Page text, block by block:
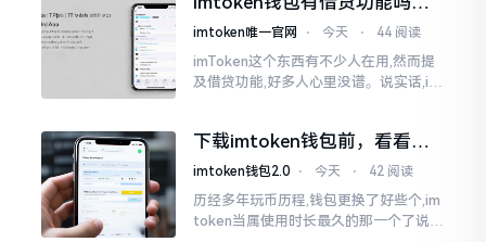
靠谱不靠谱一文说清楚
imtoken唯一官网 ⋅ 今天 ⋅ 44 阅读
imToken这个东西有不少人在用,然而提
及借贷功能,好多人心里没谱。说实话,im
议
下载imtoken钱包前，看看老
用户都咋说
imtoken钱包2.0 ⋅ 今天 ⋅ 42 阅读
历经多年玩币历程,钱包更换了好些个,im
token当属使用时长最久的那一个了说实